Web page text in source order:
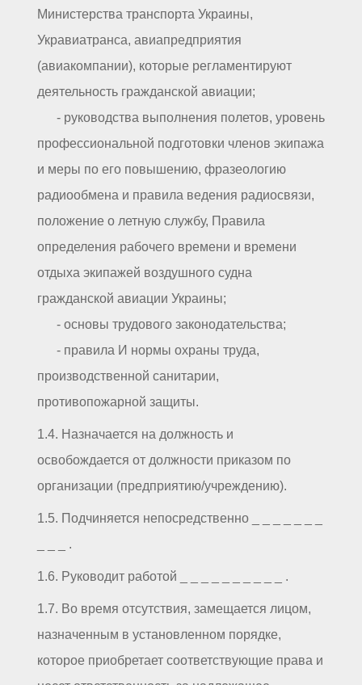
Министерства транспорта Украины,
Укравиатранса, авиапредприятия
(авиакомпании), которые регламентируют
деятельность гражданской авиации;
- руководства выполнения полетов, уровень
профессиональной подготовки членов экипажа
и меры по его повышению, фразеологию
радиообмена и правила ведения радиосвязи,
положение о летную службу, Правила
определения рабочего времени и времени
отдыха экипажей воздушного судна
гражданской авиации Украины;
- основы трудового законодательства;
- правила И нормы охраны труда,
производственной санитарии,
противопожарной защиты.
1.4. Назначается на должность и
освобождается от должности приказом по
организации (предприятию/учреждению).
1.5. Подчиняется непосредственно _ _ _ _ _ _ _
_ _ _ .
1.6. Руководит работой _ _ _ _ _ _ _ _ _ _ .
1.7. Во время отсутствия, замещается лицом,
назначенным в установленном порядке,
которое приобретает соответствующие права и